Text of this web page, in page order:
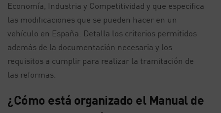
Economía, Industria y Competitividad y que especifica
las modificaciones que se pueden hacer en un
vehículo en España. Detalla los criterios permitidos
además de la documentación necesaria y los
requisitos a cumplir para realizar la tramitación de
las reformas.
¿Cómo está organizado el Manual de